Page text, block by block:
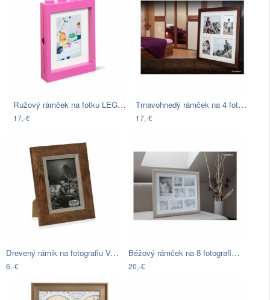
Ružový rámček na fotku LEGO®, 19,3 x 4…
17,-€
Tmavohnedý rámček na 4 fotografie…
17,-€
Drevený rámik na fotografiu Versa…
6,-€
Béžový rámček na 8 fotografií Styler…
20,-€